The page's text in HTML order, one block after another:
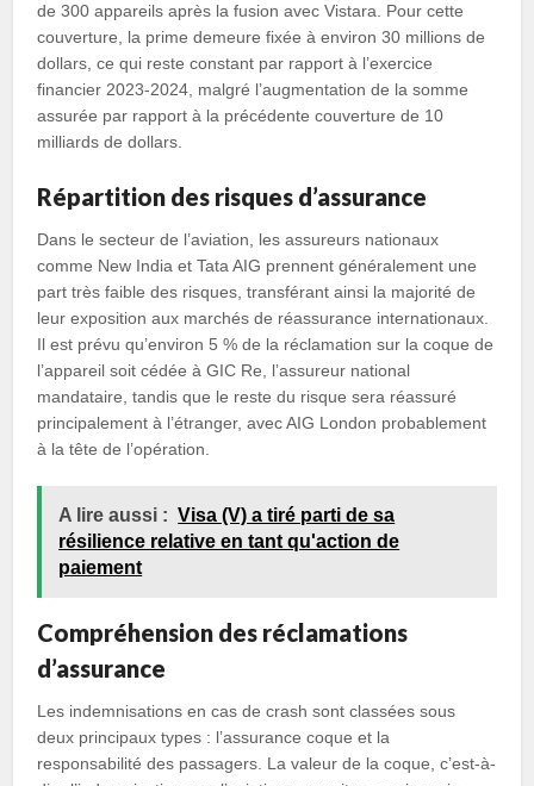
de 300 appareils après la fusion avec Vistara. Pour cette
couverture, la prime demeure fixée à environ 30 millions de
dollars, ce qui reste constant par rapport à l’exercice
financier 2023-2024, malgré l’augmentation de la somme
assurée par rapport à la précédente couverture de 10
milliards de dollars.
Répartition des risques d’assurance
Dans le secteur de l’aviation, les assureurs nationaux
comme New India et Tata AIG prennent généralement une
part très faible des risques, transférant ainsi la majorité de
leur exposition aux marchés de réassurance internationaux.
Il est prévu qu’environ 5 % de la réclamation sur la coque de
l’appareil soit cédée à GIC Re, l’assureur national
mandataire, tandis que le reste du risque sera réassuré
principalement à l’étranger, avec AIG London probablement
à la tête de l’opération.
A lire aussi : Visa (V) a tiré parti de sa
résilience relative en tant qu'action de
paiement
Compréhension des réclamations
d’assurance
Les indemnisations en cas de crash sont classées sous
deux principaux types : l’assurance coque et la
responsabilité des passagers. La valeur de la coque, c’est-à-